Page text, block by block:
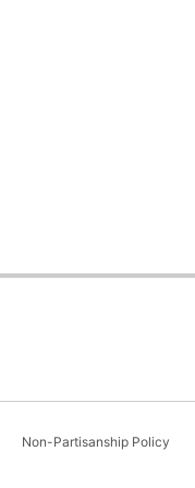
Non-Partisanship Policy